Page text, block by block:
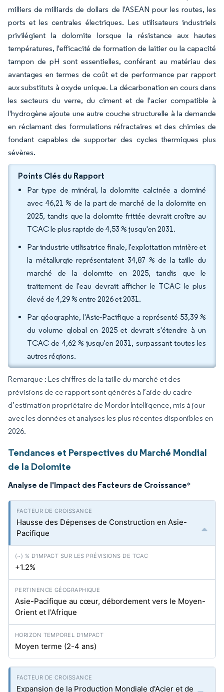
milliers de milliards de dollars de l'ASEAN pour les routes, les
ports et les centrales électriques. Les utilisateurs industriels
privilégient la dolomite lorsque la résistance aux hautes
températures, l'efficacité de formation de laitier ou la capacité
tampon de pH sont essentielles, conférant au matériau des
avantages en termes de coût et de performance par rapport
aux substituts à oxyde unique. La décarbonation en cours dans
les secteurs du verre, du ciment et de l'acier compatible à
l'hydrogène ajoute une autre couche structurelle à la demande
en réclamant des formulations réfractaires et des chimies de
fondant capables de supporter des cycles thermiques plus
sévères.
Points Clés du Rapport
Par type de minéral, la dolomite calcinée a dominé
avec 46,21 % de la part de marché de la dolomite en
2025, tandis que la dolomite frittée devrait croître au
TCAC le plus rapide de 4,53 % jusqu'en 2031.
Par industrie utilisatrice finale, l'exploitation minière et
la métallurgie représentaient 34,87 % de la taille du
marché de la dolomite en 2025, tandis que le
traitement de l'eau devrait afficher le TCAC le plus
élevé de 4,29 % entre 2026 et 2031.
Par géographie, l'Asie-Pacifique a représenté 53,39 %
du volume global en 2025 et devrait s'étendre à un
TCAC de 4,62 % jusqu'en 2031, surpassant toutes les
autres régions.
Remarque : Les chiffres de la taille du marché et des
prévisions de ce rapport sont générés à l’aide du cadre
d’estimation propriétaire de Mordor Intelligence, mis à jour
avec les données et analyses les plus récentes disponibles en
2026.
Tendances et Perspectives du Marché Mondial
de la Dolomite
Analyse de l'Impact des Facteurs de Croissance*
Hausse des Dépenses de Construction en Asie-
Pacifique
+1.2%
Asie-Pacifique au cœur, débordement vers le Moyen-
Orient et l'Afrique
Moyen terme (2-4 ans)
Expansion de la Production Mondiale d'Acier et de